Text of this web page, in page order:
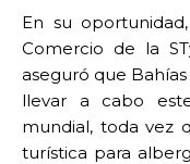
En su
Comercio de la
aseguró que
llevar a cabo
mundial, toda vez
turística para